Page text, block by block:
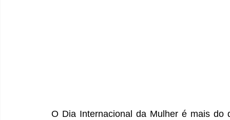
O Dia Internacional da Mulher é mais do